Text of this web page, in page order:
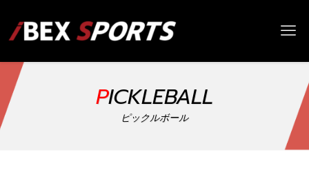
PICKLEBALL
ピックルボール